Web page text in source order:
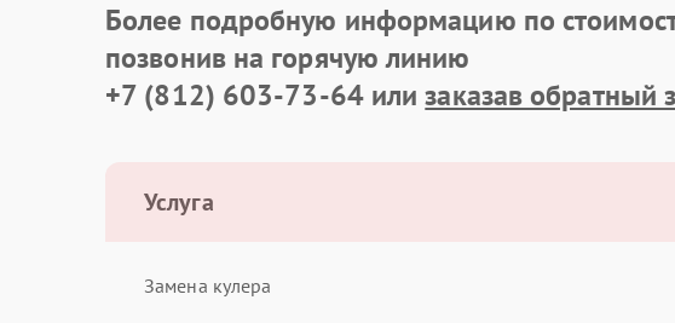
Более подробную информацию по
позвонив на горячую линию
+7 (812) 603-73-64илизаказав обратный
Услуга
Замена кулера